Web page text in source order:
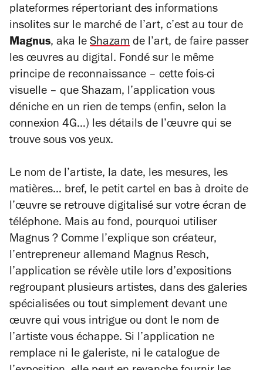
plateformes répertoriant des informations
insolites sur le marché de l’art, c’est au tour de
Magnus, aka le Shazam de l’art, de faire passer
les œuvres au digital. Fondé sur le même
principe de reconnaissance – cette fois-ci
visuelle – que Shazam, l’application vous
déniche en un rien de temps (enfin, selon la
connexion 4G…) les détails de l’œuvre qui se
trouve sous vos yeux.
Le nom de l’artiste, la date, les mesures, les
matières… bref, le petit cartel en bas à droite de
l’œuvre se retrouve digitalisé sur votre écran de
téléphone. Mais au fond, pourquoi utiliser
Magnus ? Comme l’explique son créateur,
l’entrepreneur allemand Magnus Resch,
l’application se révèle utile lors d’expositions
regroupant plusieurs artistes, dans des galeries
spécialisées ou tout simplement devant une
œuvre qui vous intrigue ou dont le nom de
l’artiste vous échappe. Si l’application ne
remplace ni le galeriste, ni le catalogue de